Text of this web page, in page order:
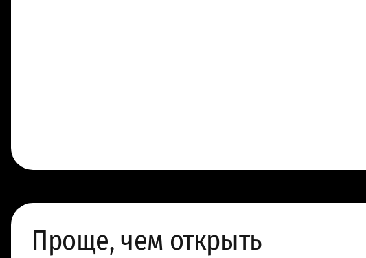
Проще, чем открыть